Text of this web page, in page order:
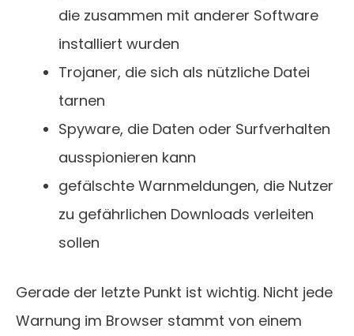
die zusammen mit anderer Software
installiert wurden
Trojaner, die sich als nützliche Datei
tarnen
Spyware, die Daten oder Surfverhalten
ausspionieren kann
gefälschte Warnmeldungen, die Nutzer
zu gefährlichen Downloads verleiten
sollen
Gerade der letzte Punkt ist wichtig. Nicht jede
Warnung im Browser stammt von einem